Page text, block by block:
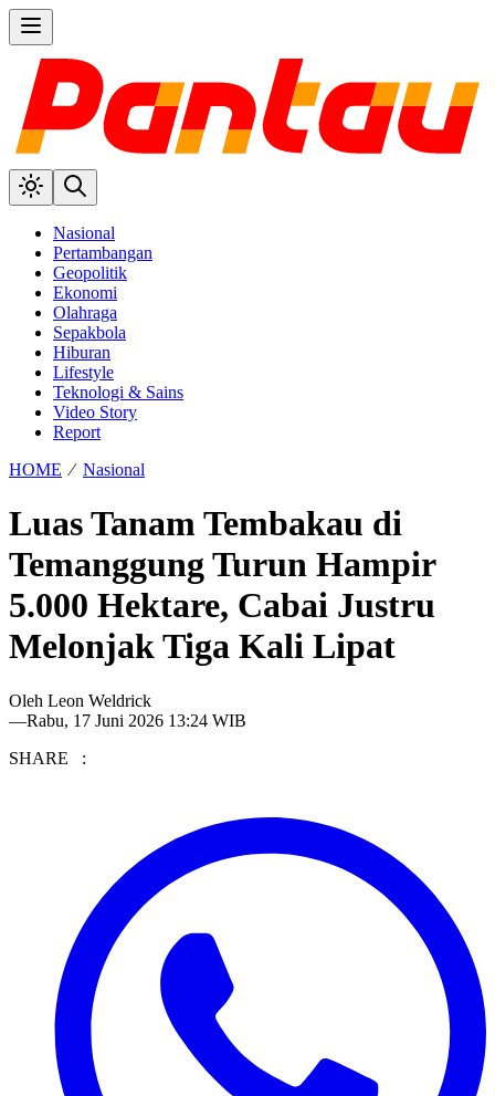
Nasional
Pertambangan
Geopolitik
Ekonomi
Olahraga
Sepakbola
Hiburan
Lifestyle
Teknologi & Sains
Video Story
Report
HOME ⁄ Nasional
Luas Tanam Tembakau di
Temanggung Turun Hampir
5.000 Hektare, Cabai Justru
Melonjak Tiga Kali Lipat
Oleh Leon Weldrick
—Rabu, 17 Juni 2026 13:24 WIB
SHARE :